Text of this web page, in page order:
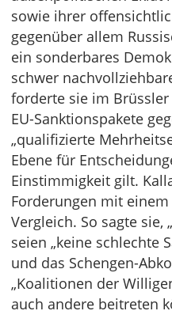
sowie ihrer
gegenüber allem
ein sonderbares
schwer
forderte sie im
EU-Sanktionspakete
„qualifizierte
Ebene für
Einstimmigkeit gilt.
Forderungen mit
Vergleich. So sagte sie,
seien „keine schlechte
und das Schengen-
„Koalitionen der
auch andere beitreten